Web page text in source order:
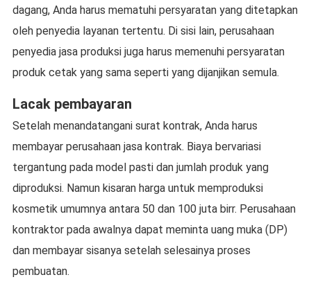
dagang, Anda harus mematuhi persyaratan yang ditetapkan
oleh penyedia layanan tertentu. Di sisi lain, perusahaan
penyedia jasa produksi juga harus memenuhi persyaratan
produk cetak yang sama seperti yang dijanjikan semula.
Lacak pembayaran
Setelah menandatangani surat kontrak, Anda harus
membayar perusahaan jasa kontrak. Biaya bervariasi
tergantung pada model pasti dan jumlah produk yang
diproduksi. Namun kisaran harga untuk memproduksi
kosmetik umumnya antara 50 dan 100 juta birr. Perusahaan
kontraktor pada awalnya dapat meminta uang muka (DP)
dan membayar sisanya setelah selesainya proses
pembuatan.